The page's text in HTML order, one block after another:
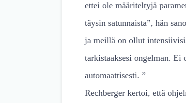
ettei ole määriteltyjä
täysin satunnaista”, hän
ja meillä on ollut
tarkistaaksesi ongelman.
automaattisesti. ”
Rechberger kertoi, että